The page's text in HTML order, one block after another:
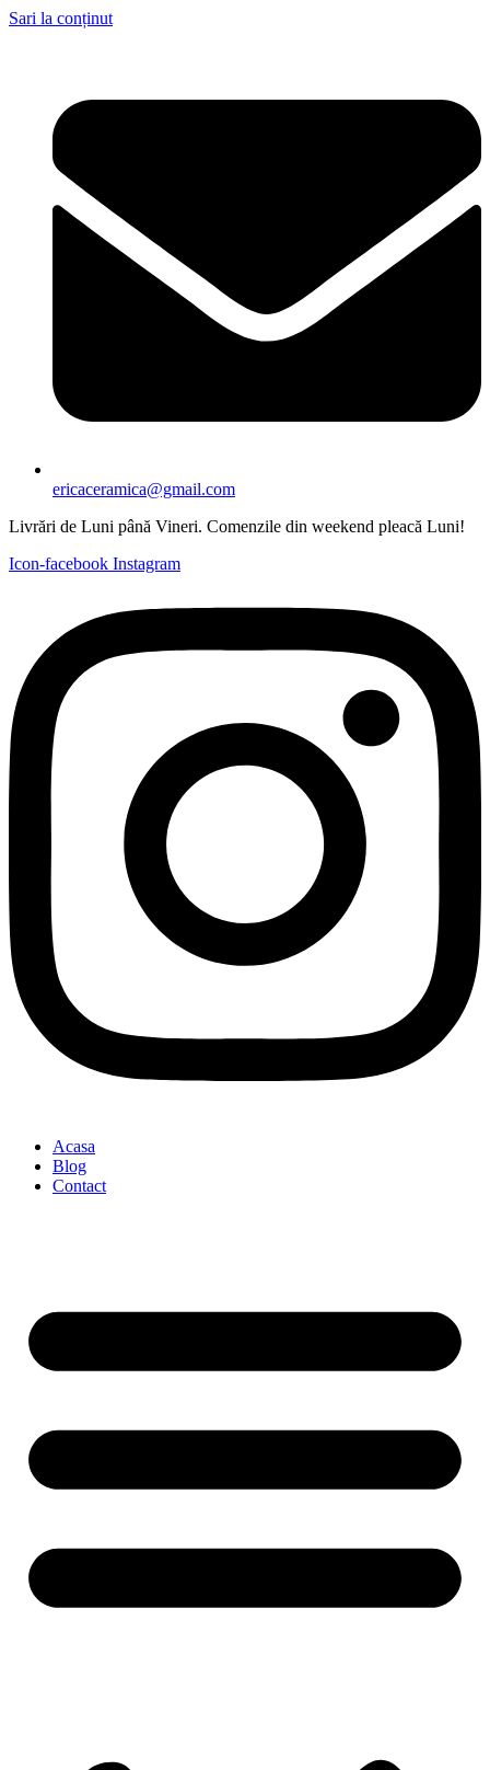
Sari la conținut
ericaceramica@gmail.com
Livrări de Luni până Vineri. Comenzile din weekend pleacă Luni!
Icon-facebook Instagram
Acasa
Blog
Contact